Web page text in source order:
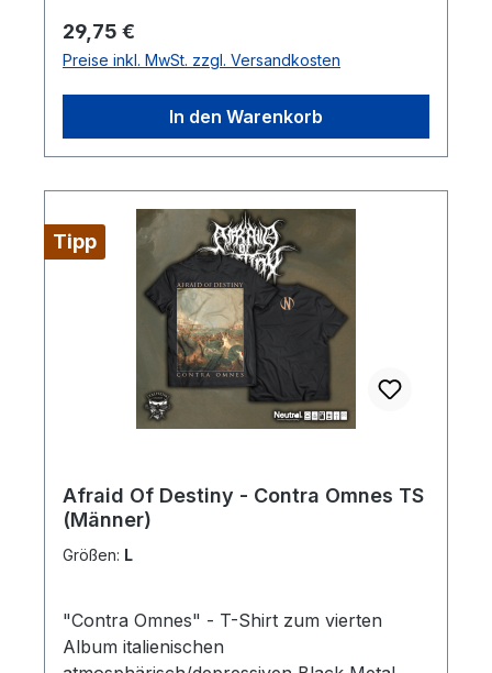
Records.Limitiert auf: 500 Stück Titelliste:01.
Infinite Stars Thereof02. The Crossing Of
The Great White Bear Single:Thy Light -
Infinite Stars Thereof (Official Lyric
Video)Full Album Stream:Thy Light - Thy
Light EP (Full Album Stream)Produkt
Regulärer Preis:
29,75 €
Preise inkl. MwSt. zzgl. Versandkosten
In den Warenkorb
Tipp
Afraid Of Destiny - Contra Omnes TS
(Männer)
Größen: L
"Contra Omnes" - T-Shirt zum vierten
Album italienischen